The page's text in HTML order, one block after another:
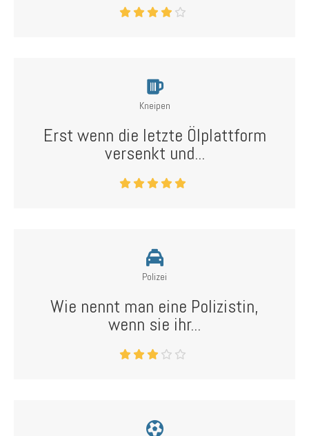
Kneipen
Erst wenn die letzte Ölplattform
versenkt und...
Polizei
Wie nennt man eine Polizistin,
wenn sie ihr...